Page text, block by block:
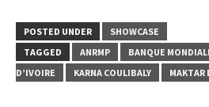
POSTED UNDER
SHOWCASE
TAGGED
ANRMP BANQUE
D’IVOIRE
KARNA COULIBALY MAKTAR